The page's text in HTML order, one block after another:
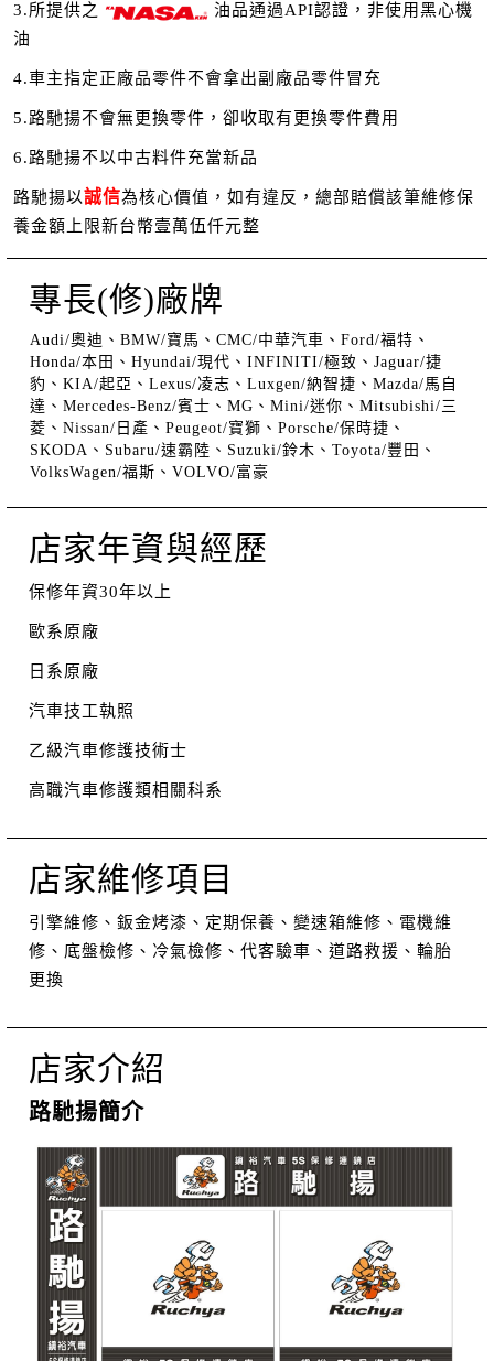
3.所提供之
油品通過API認證，非使用黑心機
油
4.車主指定正廠品零件不會拿出副廠品零件冒充
5.路馳揚不會無更換零件，卻收取有更換零件費用
6.路馳揚不以中古料件充當新品
路馳揚以誠信為核心價值，如有違反，總部賠償該筆維修保
養金額上限新台幣壹萬伍仟元整
專長(修)廠牌
Audi/奧迪、BMW/寶馬、CMC/中華汽車、Ford/福特、
Honda/本田、Hyundai/現代、INFINITI/極致、Jaguar/捷
豹、KIA/起亞、Lexus/凌志、Luxgen/納智捷、Mazda/馬自
達、Mercedes-Benz/賓士、MG、Mini/迷你、Mitsubishi/三
菱、Nissan/日產、Peugeot/寶獅、Porsche/保時捷、
SKODA、Subaru/速霸陸、Suzuki/鈴木、Toyota/豐田、
VolksWagen/福斯、VOLVO/富豪
店家年資與經歷
保修年資30年以上
歐系原廠
日系原廠
汽車技工執照
乙級汽車修護技術士
高職汽車修護類相關科系
店家維修項目
引擎維修、鈑金烤漆、定期保養、變速箱維修、電機維
修、底盤檢修、冷氣檢修、代客驗車、道路救援、輪胎
更換
店家介紹
路馳揚簡介